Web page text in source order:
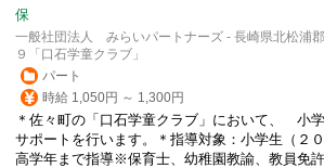
保
一般社団法人 みらいパートナーズ - 長崎県北松浦
９「口石学童クラブ」
パート
時給 1,050円 ～ 1,300円
＊佐々町の「口石学童クラブ」において、 小
サポートを行います。＊指導対象：小学生（２
高学年まで指導※保育士、幼稚園教諭、教員免